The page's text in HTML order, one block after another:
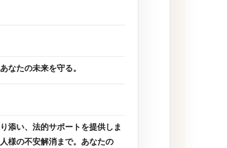
なたの未来を守る。
添い、法的サポートを提供しま
様の不安解消まで。あなたの